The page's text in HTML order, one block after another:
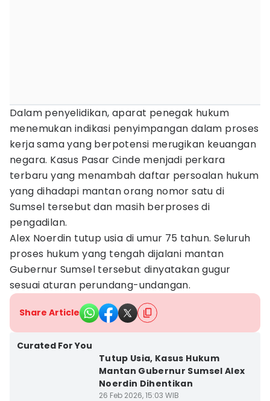
Dalam penyelidikan, aparat penegak hukum
menemukan indikasi penyimpangan dalam proses
kerja sama yang berpotensi merugikan keuangan
negara. Kasus Pasar Cinde menjadi perkara
terbaru yang menambah daftar persoalan hukum
yang dihadapi mantan orang nomor satu di
Sumsel tersebut dan masih berproses di
pengadilan.
Alex Noerdin tutup usia di umur 75 tahun. Seluruh
proses hukum yang tengah dijalani mantan
Gubernur Sumsel tersebut dinyatakan gugur
sesuai aturan perundang-undangan.
Share Article
Curated For You
Tutup Usia, Kasus Hukum
Mantan Gubernur Sumsel Alex
Noerdin Dihentikan
26 Feb 2026, 15:03 WIB